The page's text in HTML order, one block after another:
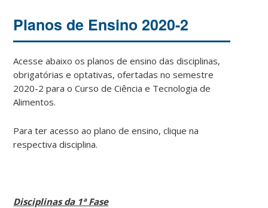
Planos de Ensino 2020-2
Acesse abaixo os planos de ensino das disciplinas,
obrigatórias e optativas, ofertadas no semestre
2020-2 para o Curso de Ciência e Tecnologia de
Alimentos.
Para ter acesso ao plano de ensino, clique na
respectiva disciplina.
Disciplinas da 1ª Fase